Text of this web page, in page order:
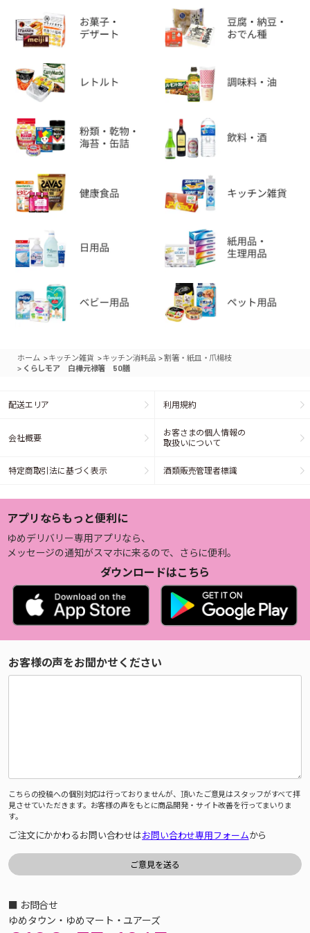
ホーム >キッチン雑貨 >キッチン消耗品 >割箸・紙皿・爪楊枝
> くらしモア 白樺元禄箸 50膳
配送エリア 利用規約
会社概要
お客さまの個人情報の
取扱いについて
特定商取引法に基づく表示 酒類販売管理者標識
アプリならもっと便利に
ゆめデリバリー専用アプリなら、
メッセージの通知がスマホに来るので、さらに便利。
ダウンロードはこちら
お客様の声をお聞かせください
こちらの投稿への個別対応は行っておりませんが、頂いたご意見はスタッフがすべて拝
見させていただきます。お客様の声をもとに商品開発・サイト改善を行ってまいりま
す。
ご注文にかかわるお問い合わせはお問い合わせ専用フォームから
■ お問合せ
ゆめタウン・ゆめマート・ユアーズ